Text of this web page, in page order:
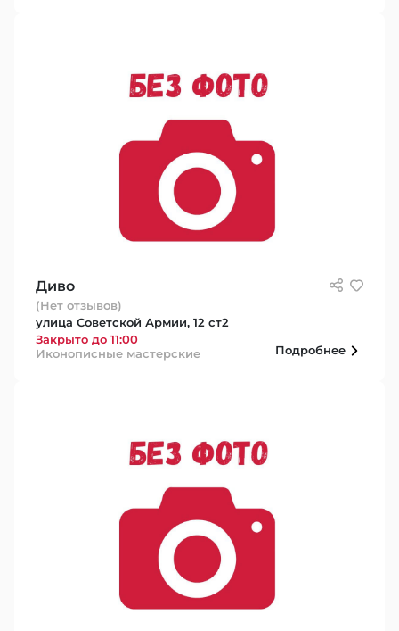
Диво
(Нет отзывов)
улица Советской Армии, 12 ст2
Закрыто до 11:00
Иконописные мастерские
Подробнее